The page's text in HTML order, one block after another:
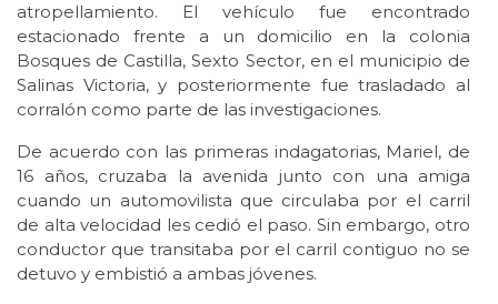
atropellamiento. El vehículo fue encontrado
estacionado frente a un domicilio en la colonia
Bosques de Castilla, Sexto Sector, en el municipio de
Salinas Victoria, y posteriormente fue trasladado al
corralón como parte de las investigaciones.
De acuerdo con las primeras indagatorias, Mariel, de
16 años, cruzaba la avenida junto con una amiga
cuando un automovilista que circulaba por el carril
de alta velocidad les cedió el paso. Sin embargo, otro
conductor que transitaba por el carril contiguo no se
detuvo y embistió a ambas jóvenes.